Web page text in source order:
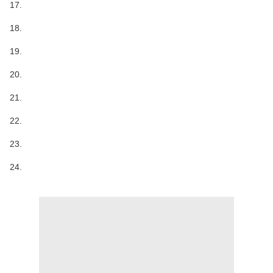
17.
18.
19.
20.
21.
22.
23.
24.